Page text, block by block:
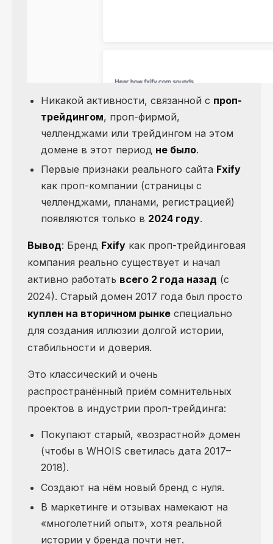
Никакой активности, связанной с проп-
трейдингом, проп-фирмой,
челленджами или трейдингом на этом
домене в этот период не было.
Первые признаки реального сайта Fxify
как проп-компании (страницы с
челленджами, планами, регистрацией)
появляются только в 2024 году.
Вывод: Бренд Fxify как проп-трейдинговая
компания реально существует и начал
активно работать всего 2 года назад (с
2024). Старый домен 2017 года был просто
куплен на вторичном рынке специально
для создания иллюзии долгой истории,
стабильности и доверия.
Это классический и очень
распространённый приём сомнительных
проектов в индустрии проп-трейдинга:
Покупают старый, «возрастной» домен
(чтобы в WHOIS светилась дата 2017–
2018).
Создают на нём новый бренд с нуля.
В маркетинге и отзывах намекают на
«многолетний опыт», хотя реальной
истории у бренда почти нет.